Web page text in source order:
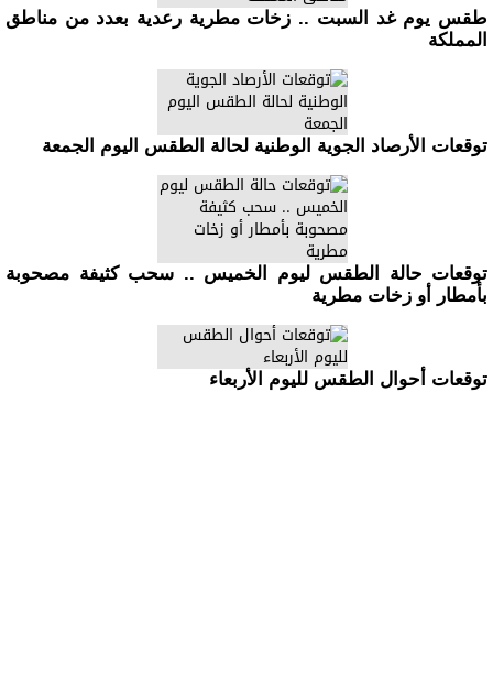
طقس يوم غد السبت .. زخات مطرية رعدية بعدد من مناطق
المملكة
توقعات الأرصاد الجوية الوطنية لحالة الطقس اليوم الجمعة
توقعات حالة الطقس ليوم الخميس .. سحب كثيفة مصحوبة
بأمطار أو زخات مطرية
توقعات أحوال الطقس لليوم الأربعاء